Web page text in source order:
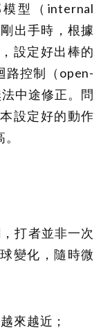
型（internal
出手時，根據
設定好出棒的
路控制（open-
中途修正。問
設定好的動作
打者並非一次
變化，隨時微
來越近；